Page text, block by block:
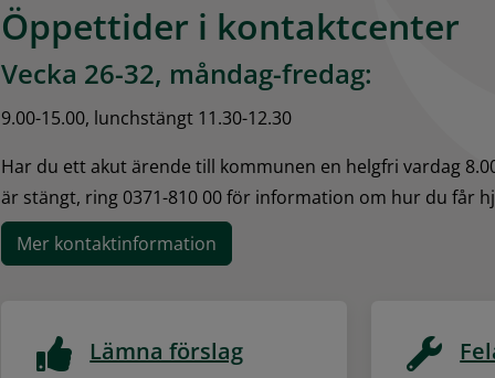
Öppettider i kontaktcenter
Vecka 26-32, måndag-fredag:
9.00-15.00, lunchstängt 11.30-12.30
Har du ett akut ärende till kommunen en helgfri vardag
är stängt, ring 0371-810 00 för information om hur du får
Mer kontaktinformation
Lämna förslag